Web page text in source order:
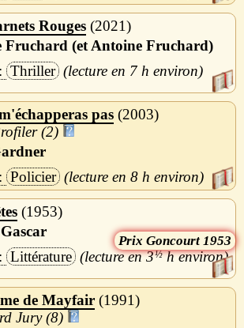
Rouges 2021
Fruchard (et Antoine Fruchard)
Thriller
7 h
pas 2003
(2)
Policier
8 h
1953
Goncourt 1953
Littérature
3½h
de Mayfair 1991
Jury (8)